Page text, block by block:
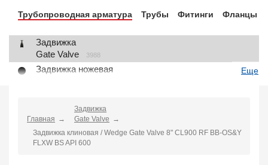
Трубопроводная арматура Трубы Фитинги Фланцы
Задвижка
Gate Valve
3988
Задвижка ножевая
Globe Valve
2191
Клапан регулирующий
Control Valve
2
Еще
Главная
Задвижка
Gate Valve
Задвижка клиновая / Wedge Gate Valve 8" CL900 RF BB-OS&Y
FLXW BS API 600